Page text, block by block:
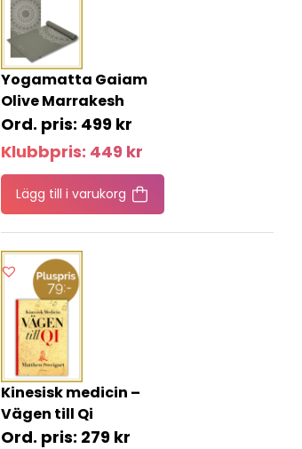
Yogamatta Gaiam
Olive Marrakesh
499 kr
Klubbpris: 449 kr
Lägg till i varukorg
Kinesisk medicin –
Vägen till Qi
279 kr